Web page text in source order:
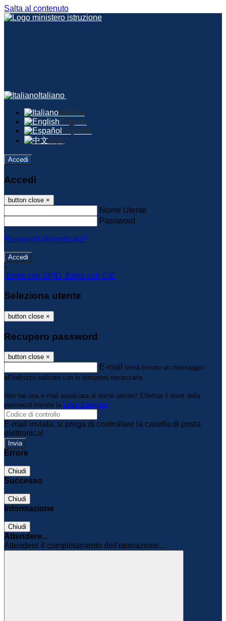
Salta al contenuto
Italiano
Italiano
English
Español
中文
Accedi
Accedi
button close ×
Nome Utente
Password
Password dimenticata?
-
Entra con SPID
Entra con CIE
Seleziona utente
button close ×
Recupero password
button close ×
E-mail Verrà inviato un messaggio
all'indirizzo indicato con le istruzioni necessarie.
Non hai una e-mail associata al nome utente? Effettua il reset della
password tramite la Login Spaggiari
E-mail inviata, si prega di controllare la casella di posta
elettronica!
Errore
Chiudi
Successo
Chiudi
Informazione
Chiudi
Attendere...
Attendere il completamento dell'operazione...